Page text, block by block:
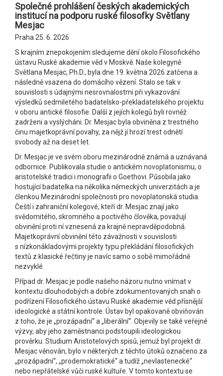
Společné prohlášení českých akademických
institucí na podporu ruské filosofky Světlany
Mesjac
Praha 25. 6. 2026
S krajním znepokojením sledujeme dění okolo Filosofického
ústavu Ruské akademie věd v Moskvě. Naše kolegyně
Světlana Mesjac, Ph.D., byla dne 19. května 2026 zatčena a
následně vsazena do domácího vězení. Stalo se tak v
souvislosti s údajnými nesrovnalostmi při vykazování
výsledků sedmiletého badatelsko-překladatelského projektu
v oboru antické filosofie. Další z jejích kolegů byli rovněž
zadrženi a vyslýcháni. Dr. Mesjac byla obviněna z trestného
činu majetkoprávní povahy, za nějž jí hrozí trest odnětí
svobody až na deset let.
Dr. Mesjac je ve svém oboru mezinárodně známá a uznávaná
odbornice. Publikovala studie o antickém novoplatonismu, o
aristotelské tradici i monografii o Goethovi. Působila jako
hostující badatelka na několika německých univerzitách a je
členkou Mezinárodní společnosti pro novoplatonská studia.
Čeští i zahraniční kolegové, kteří dr. Mesjac znají jako
svědomitého, skromného a poctivého člověka, považují
obvinění proti ní vznesená za krajně nepravděpodobná.
Majetkoprávní obvinění této závažnosti v souvislosti
s nízkonákladovými projekty typu překládání filosofických
textů z klasické řečtiny je navíc samo o sobě mimořádně
nezvyklé.
Případ dr. Mesjac je podle našeho názoru nutno vnímat v
kontextu dlouhodobých a dobře zdokumentovaných snah o
podřízení Filosofického ústavu Ruské akademie věd přísnější
ideologické a státní kontrole. Ústav byl opakovaně obviňován
z toho, že je „prozápadní“ a „liberální“. Objevily se také veřejné
výzvy, aby jeho zaměstnanci podstoupili ideologickou
prověrku. Studium Aristotelových spisů, jemuž byl projekt dr.
Mesjac věnován, bylo v některých z těchto útoků označeno za
„prozápadní“, „prodemokratické“ a tudíž „nevlastenecké“
nebo nepřátelské vůči ruské kultuře. V tomto kontextu se